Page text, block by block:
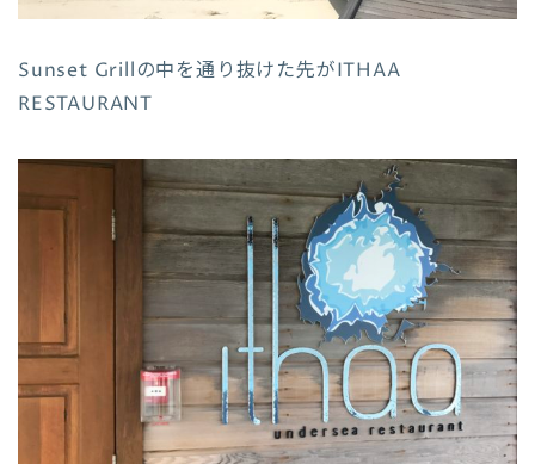
Sunset Grillの中を通り抜けた先がITHAA
RESTAURANT